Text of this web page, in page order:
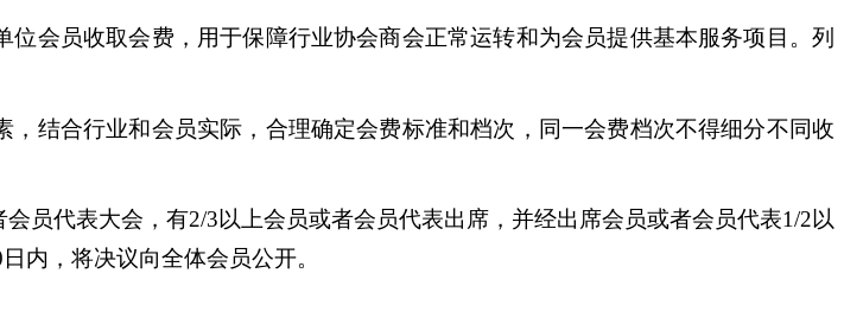
会员收取会费，用于保障行业协会商会正常运转和为会员提供基本服务项目。列
结合行业和会员实际，合理确定会费标准和档次，同一会费档次不得细分不同收
员代表大会，有2/3以上会员或者会员代表出席，并经出席会员或者会员代表1/2以
内，将决议向全体会员公开。